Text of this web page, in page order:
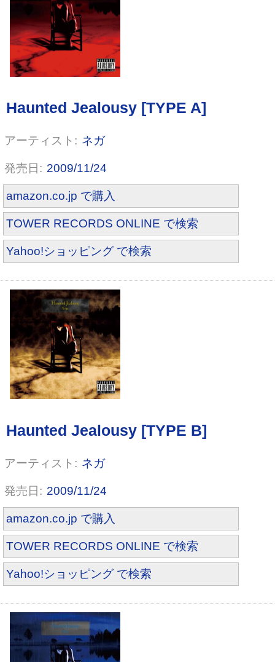
ネガ
2009/11/24
amazon.co.jp で購入
TOWER RECORDS ONLINE で検索
Yahoo!ショッピング で検索
ネガ
2009/11/24
amazon.co.jp で購入
TOWER RECORDS ONLINE で検索
Yahoo!ショッピング で検索
Haunted Jealousy [TYPE C]
夏祭り
Iudicium